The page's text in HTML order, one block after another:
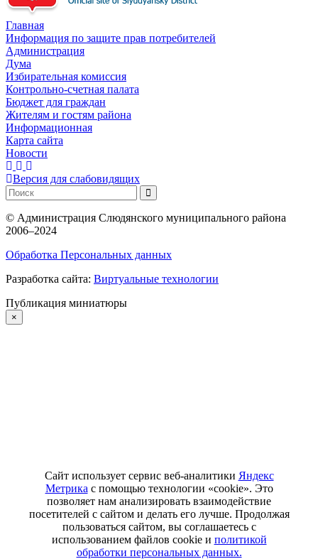
Главная
Информация по защите прав потребителей
Администрация
Дума
Избирательная комиссия
Контрольно-счетная палата
Бюджет для граждан
Жителям и гостям района
Информационная
Карта сайта
Новости
Версия для слабовидящих
© Администрация Слюдянского муниципального района
2006–2024
Обработка Персональных данных
Разработка сайта: Виртуальные технологии
Публикация миниатюры
×
Сайт использует сервис веб-аналитики Яндекс
Метрика с помощью технологии «cookie». Это
позволяет нам анализировать взаимодействие
посетителей с сайтом и делать его лучше. Продолжая
пользоваться сайтом, вы соглашаетесь с
использованием файлов cookie и политикой
обработки персональных данных.